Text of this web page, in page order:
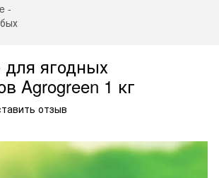
ягодных
Agrogreen 1 кг
отзыв